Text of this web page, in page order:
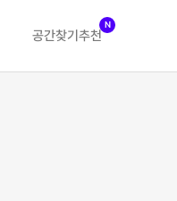
공간찾기 추천
N